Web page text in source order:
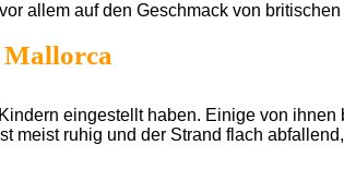
allem auf den Geschmack von
eingestellt haben. Einige von
meist ruhig und der Strand flach